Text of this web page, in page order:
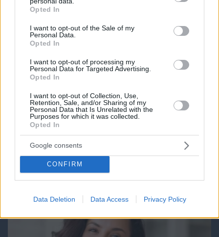
grant or deny consent to Google and its third-party tags to
use your data for below specified purposes in below Google
consent section.
Opted In
I want to opt-out of the Sale of my
Personal Data.
Opted In
I want to opt-out of processing my
Personal Data for Targeted Advertising.
Opted In
I want to opt-out of Collection, Use,
Retention, Sale, and/or Sharing of my
Personal Data that Is Unrelated with the
Purposes for which it was collected.
Opted In
Google consents
CONFIRM
Data Deletion Data Access Privacy Policy
Games
Cut The Rope Northern Heights Candy
ΔΕΙΤΕ ΟΛΑ ΤΑ GAMES
Best of Network